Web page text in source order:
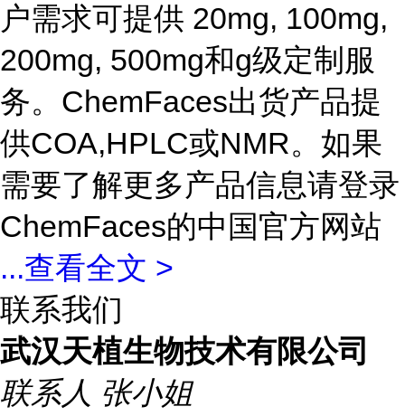
户需求可提供 20mg, 100mg,
200mg, 500mg和g级定制服
务。ChemFaces出货产品提
供COA,HPLC或NMR。如果
需要了解更多产品信息请登录
ChemFaces的中国官方网站
...查看全文 >
联系我们
武汉天植生物技术有限公司
联系人 张小姐